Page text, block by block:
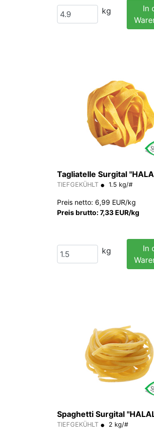
kg
In
Tagliatelle Surgital
TIEFGEKÜHLT 1.5 kg/#
Preis netto: 6,99 EUR/kg
Preis brutto: 7,33 EUR/kg
kg
In
Spaghetti Surgital
TIEFGEKÜHLT 2 kg/#